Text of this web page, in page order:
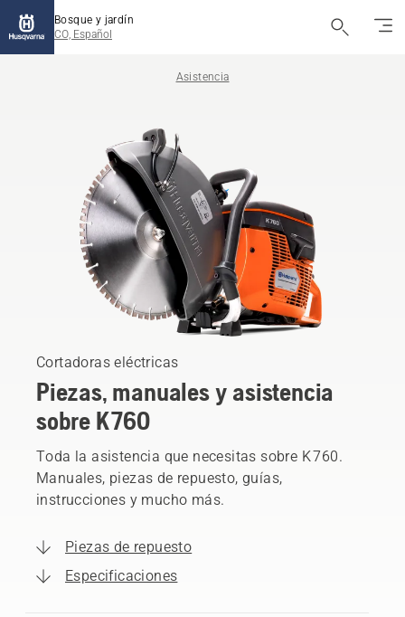
Bosque y jardín
CO, Español
Asistencia
Cortadoras eléctricas
Piezas, manuales y asistencia
sobre K 760
Toda la asistencia que necesitas sobre K 760.
Manuales, piezas de repuesto, guías,
instrucciones y mucho más.
Piezas de repuesto
Especificaciones